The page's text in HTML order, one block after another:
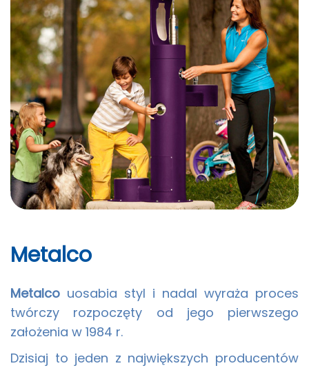
Metalco
Metalco uosabia styl i nadal wyraża proces
twórczy rozpoczęty od jego pierwszego
założenia w 1984 r.
Dzisiaj to jeden z największych producentów